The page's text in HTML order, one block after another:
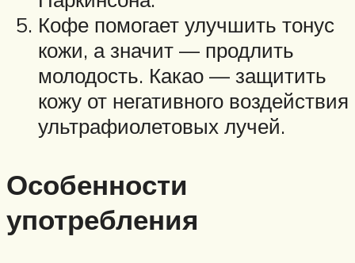
Кофе помогает улучшить тонус
кожи, а значит — продлить
молодость. Какао — защитить
кожу от негативного воздействия
ультрафиолетовых лучей.
Особенности
употребления